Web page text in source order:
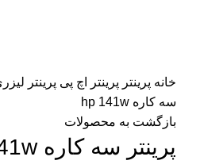
خانه پرینتر پرینتر اچ پی پرینتر
سه کاره hp 141w
بازگشت به محصولات
پرینتر سه کاره hp 141w